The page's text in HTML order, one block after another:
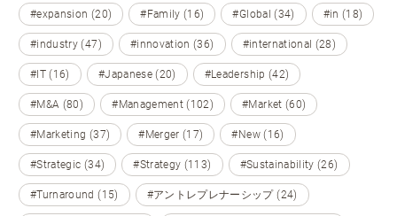
#expansion (20) #Family (16) #Global (34) #in (18)
#industry (47) #innovation (36) #international (28)
#IT (16) #Japanese (20) #Leadership (42)
#M&A (80) #Management (102) #Market (60)
#Marketing (37) #Merger (17) #New (16)
#Strategic (34) #Strategy (113) #Sustainability (26)
#Turnaround (15) #アントレプレナーシップ (24)